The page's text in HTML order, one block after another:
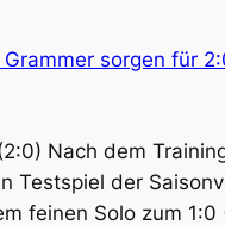
sorgen für
Nach dem
der
feinen Solo zum